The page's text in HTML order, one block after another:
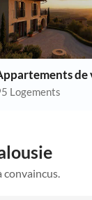
Logements
convaincus.